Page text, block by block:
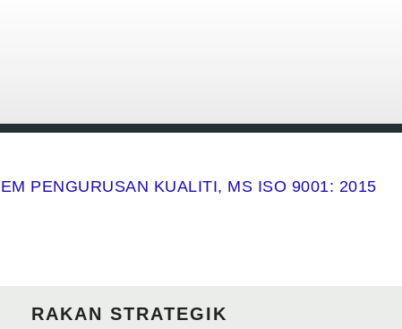
PENGURUSAN KUALITI, MS ISO 9001: 2015
RAKAN STRATEGIK